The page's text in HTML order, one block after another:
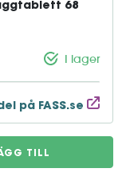
68
I lager
på FASS.se
TILL